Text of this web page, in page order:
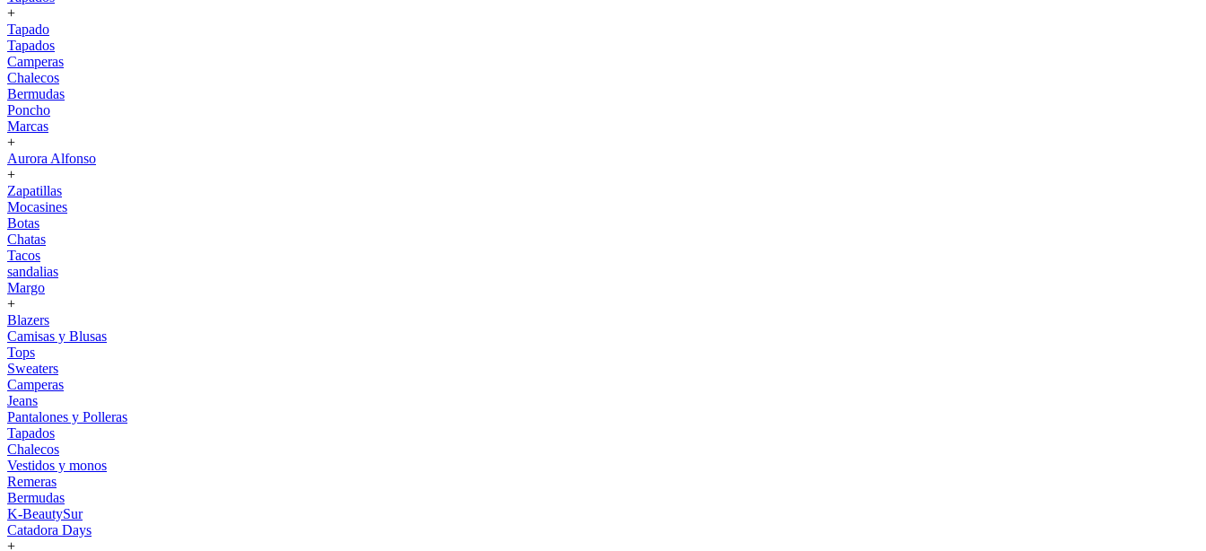
+
Tapado
Tapados
Camperas
Chalecos
Bermudas
Poncho
Marcas
+
Aurora Alfonso
+
Zapatillas
Mocasines
Botas
Chatas
Tacos
sandalias
Margo
+
Blazers
Camisas y Blusas
Tops
Sweaters
Camperas
Jeans
Pantalones y Polleras
Tapados
Chalecos
Vestidos y monos
Remeras
Bermudas
K-BeautySur
Catadora Days
+